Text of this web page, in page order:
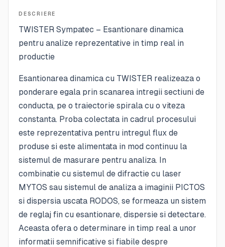
DESCRIERE
TWISTER Sympatec – Esantionare dinamica
pentru analize reprezentative in timp real in
productie
Esantionarea dinamica cu TWISTER realizeaza o
ponderare egala prin scanarea intregii sectiuni de
conducta, pe o traiectorie spirala cu o viteza
constanta. Proba colectata in cadrul procesului
este reprezentativa pentru intregul flux de
produse si este alimentata in mod continuu la
sistemul de masurare pentru analiza. In
combinatie cu sistemul de difractie cu laser
MYTOS sau sistemul de analiza a imaginii PICTOS
si dispersia uscata RODOS, se formeaza un sistem
de reglaj fin cu esantionare, dispersie si detectare.
Aceasta ofera o determinare in timp real a unor
informatii semnificative si fiabile despre